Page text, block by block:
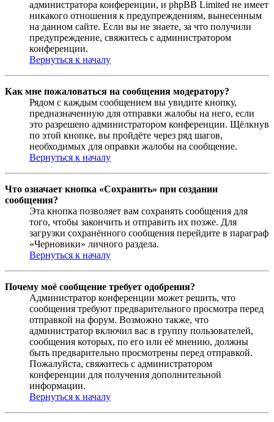
администратора конференции, и phpBB Limited не имеет
никакого отношения к предупреждениям, вынесенным
на данном сайте. Если вы не знаете, за что получили
предупреждение, свяжитесь с администратором
конференции.
Вернуться к началу
Как мне пожаловаться на сообщения модератору?
Рядом с каждым сообщением вы увидите кнопку,
предназначенную для отправки жалобы на него, если
это разрешено администратором конференции. Щёлкнув
по этой кнопке, вы пройдёте через ряд шагов,
необходимых для оправки жалобы на сообщение.
Вернуться к началу
Что означает кнопка «Сохранить» при создании
сообщения?
Эта кнопка позволяет вам сохранять сообщения для
того, чтобы закончить и отправить их позже. Для
загрузки сохранённого сообщения перейдите в параграф
«Черновики» личного раздела.
Вернуться к началу
Почему моё сообщение требует одобрения?
Администратор конференции может решить, что
сообщения требуют предварительного просмотра перед
отправкой на форум. Возможно также, что
администратор включил вас в группу пользователей,
сообщения которых, по его или её мнению, должны
быть предварительно просмотрены перед отправкой.
Пожалуйста, свяжитесь с администратором
конференции для получения дополнительной
информации.
Вернуться к началу